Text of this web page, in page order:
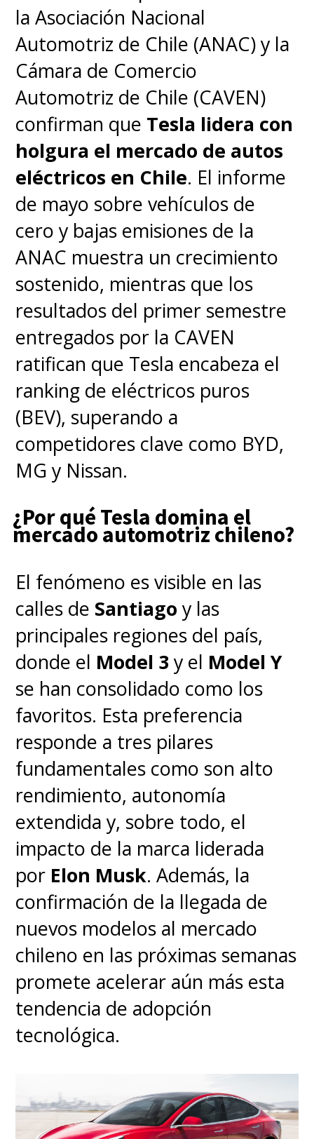
simuló la respuesta mecánica
pararecrear elementos
característicos de sus
vehículos que utilizan
gasolina.
No obstante, esta decisión de
Ferrari también trajo su
desplome en la Bolsa de Milán
de casi un 8%, siendo la mayor
caída de la empresa desde
octubre de 2025 y un tropiezo
en el mercado automotriz de
superlujo, el cual no está
pasando un buen momento.
Lewis and Charles
revealed fully electric
Ferrari Luce.
pic.twitter.com/5HFrxjcOZJ
— La Gazzetta Ferrari (@GazzettaFerrari)
la Asociación Nacional
Automotriz de Chile (ANAC) y la
Cámara de Comercio
Automotriz de Chile (CAVEN)
confirman que Tesla lidera con
holgura el mercado de autos
eléctricos en Chile. El informe
de mayo sobre vehículos de
cero y bajas emisiones de la
ANAC muestra un crecimiento
sostenido, mientras que los
resultados del primer semestre
entregados por la CAVEN
ratifican que Tesla encabeza el
ranking de eléctricos puros
(BEV), superando a
competidores clave como BYD,
MG y Nissan.
¿Por qué Tesla domina el
mercado automotriz chileno?
El fenómeno es visible en las
calles de Santiago y las
principales regiones del país,
donde el Model 3 y el Model Y
se han consolidado como los
favoritos. Esta preferencia
responde a tres pilares
fundamentales como son alto
rendimiento, autonomía
extendida y, sobre todo, el
impacto de la marca liderada
por Elon Musk. Además, la
confirmación de la llegada de
nuevos modelos al mercado
chileno en las próximas semanas
promete acelerar aún más esta
tendencia de adopción
tecnológica.